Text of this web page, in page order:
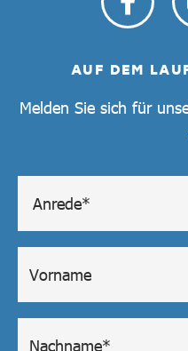
AUF DEM
Melden Sie sich für